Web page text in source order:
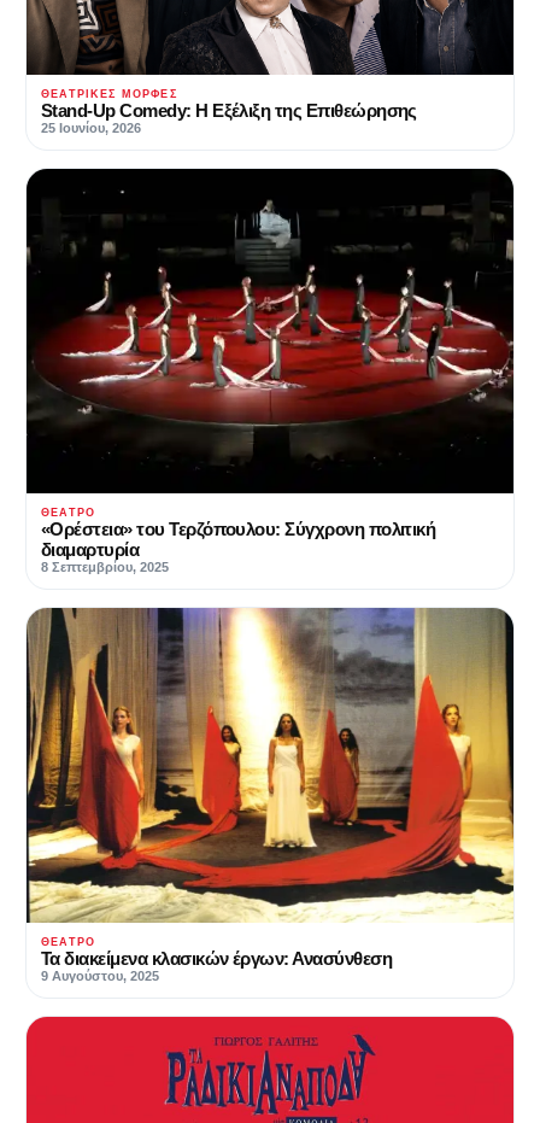
ΘΕΑΤΡΙΚΈΣ ΜΟΡΦΈΣ
Stand-Up Comedy: Η Εξέλιξη της Επιθεώρησης
25 Ιουνίου, 2026
ΘΈΑΤΡΟ
«Ορέστεια» του Τερζόπουλου: Σύγχρονη πολιτική
διαμαρτυρία
8 Σεπτεμβρίου, 2025
ΘΈΑΤΡΟ
Τα διακείμενα κλασικών έργων: Ανασύνθεση
9 Αυγούστου, 2025